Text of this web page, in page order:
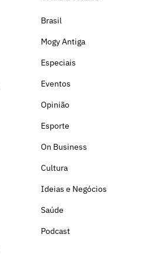
Brasil
Mogy Antiga
Especiais
Eventos
Opinião
Esporte
On Business
Cultura
Ideias e Negócios
Saúde
Podcast